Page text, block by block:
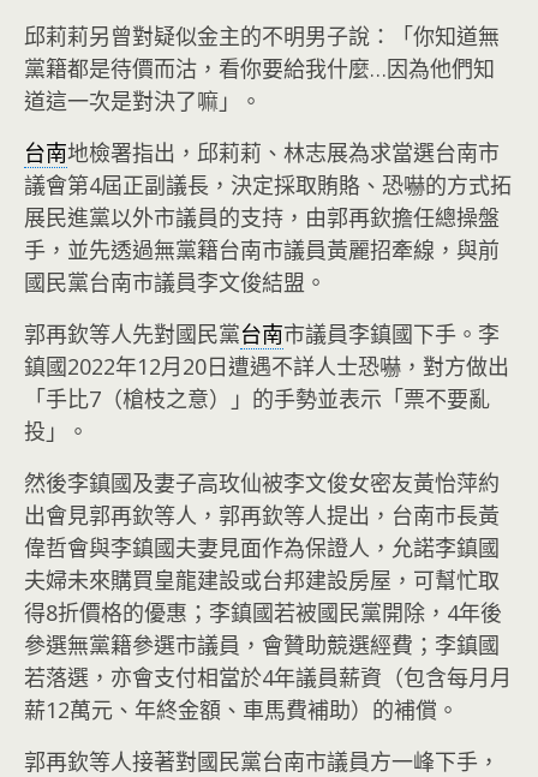
邱莉莉另曾對疑似金主的不明男子說：「你知道無
黨籍都是待價而沽，看你要給我什麼…因為他們知
道這一次是對決了嘛」。
台南地檢署指出，邱莉莉、林志展為求當選台南市
議會第4屆正副議長，決定採取賄賂、恐嚇的方式拓
展民進黨以外市議員的支持，由郭再欽擔任總操盤
手，並先透過無黨籍台南市議員黃麗招牽線，與前
國民黨台南市議員李文俊結盟。
郭再欽等人先對國民黨台南市議員李鎮國下手。李
鎮國2022年12月20日遭遇不詳人士恐嚇，對方做出
「手比7（槍枝之意）」的手勢並表示「票不要亂
投」。
然後李鎮國及妻子高玫仙被李文俊女密友黃怡萍約
出會見郭再欽等人，郭再欽等人提出，台南市長黃
偉哲會與李鎮國夫妻見面作為保證人，允諾李鎮國
夫婦未來購買皇龍建設或台邦建設房屋，可幫忙取
得8折價格的優惠；李鎮國若被國民黨開除，4年後
參選無黨籍參選市議員，會贊助競選經費；李鎮國
若落選，亦會支付相當於4年議員薪資（包含每月月
薪12萬元、年終金額、車馬費補助）的補償。
郭再欽等人接著對國民黨台南市議員方一峰下手，